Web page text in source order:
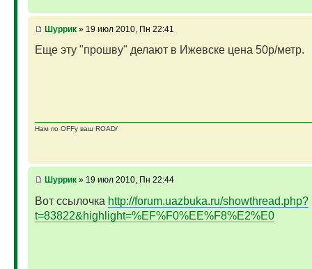
Шуррик» 19 июл 2010, Пн 22:41
Еще эту "прошву" делают в Ижевске цена 50р/метр.
Нам по OFFу ваш ROAD/
Шуррик» 19 июл 2010, Пн 22:44
Вот ссылочка http://forum.uazbuka.ru/showthread.php?
t=83822&highlight=%EF%F0%EE%F8%E2%E0